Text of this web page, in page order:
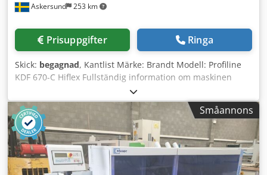
Askersund 253 km
Prisuppgifter Ringa
Skick: begagnad, Kantlist Märke: Brandt Modell: Profiline
KDF 670-C Hiflex Fullständig information om maskinen
finns på vår hemsida burbagemaskin.se Enkelsidig
kantlistningsmaskin i högerutförande, för smältlimning.
Snabbt växlingsbar limningsdel för smältlim. Bearbetning
med PU lim granulat möjlig med beaktande av
limföreskrifter. Limförråd läcksäkert under limrullen. Fint
doserbar limpågivning på arbetsstycket med limrulle,
ingen inställning av arbetsstycketjocklek nödvändig.
Småannons